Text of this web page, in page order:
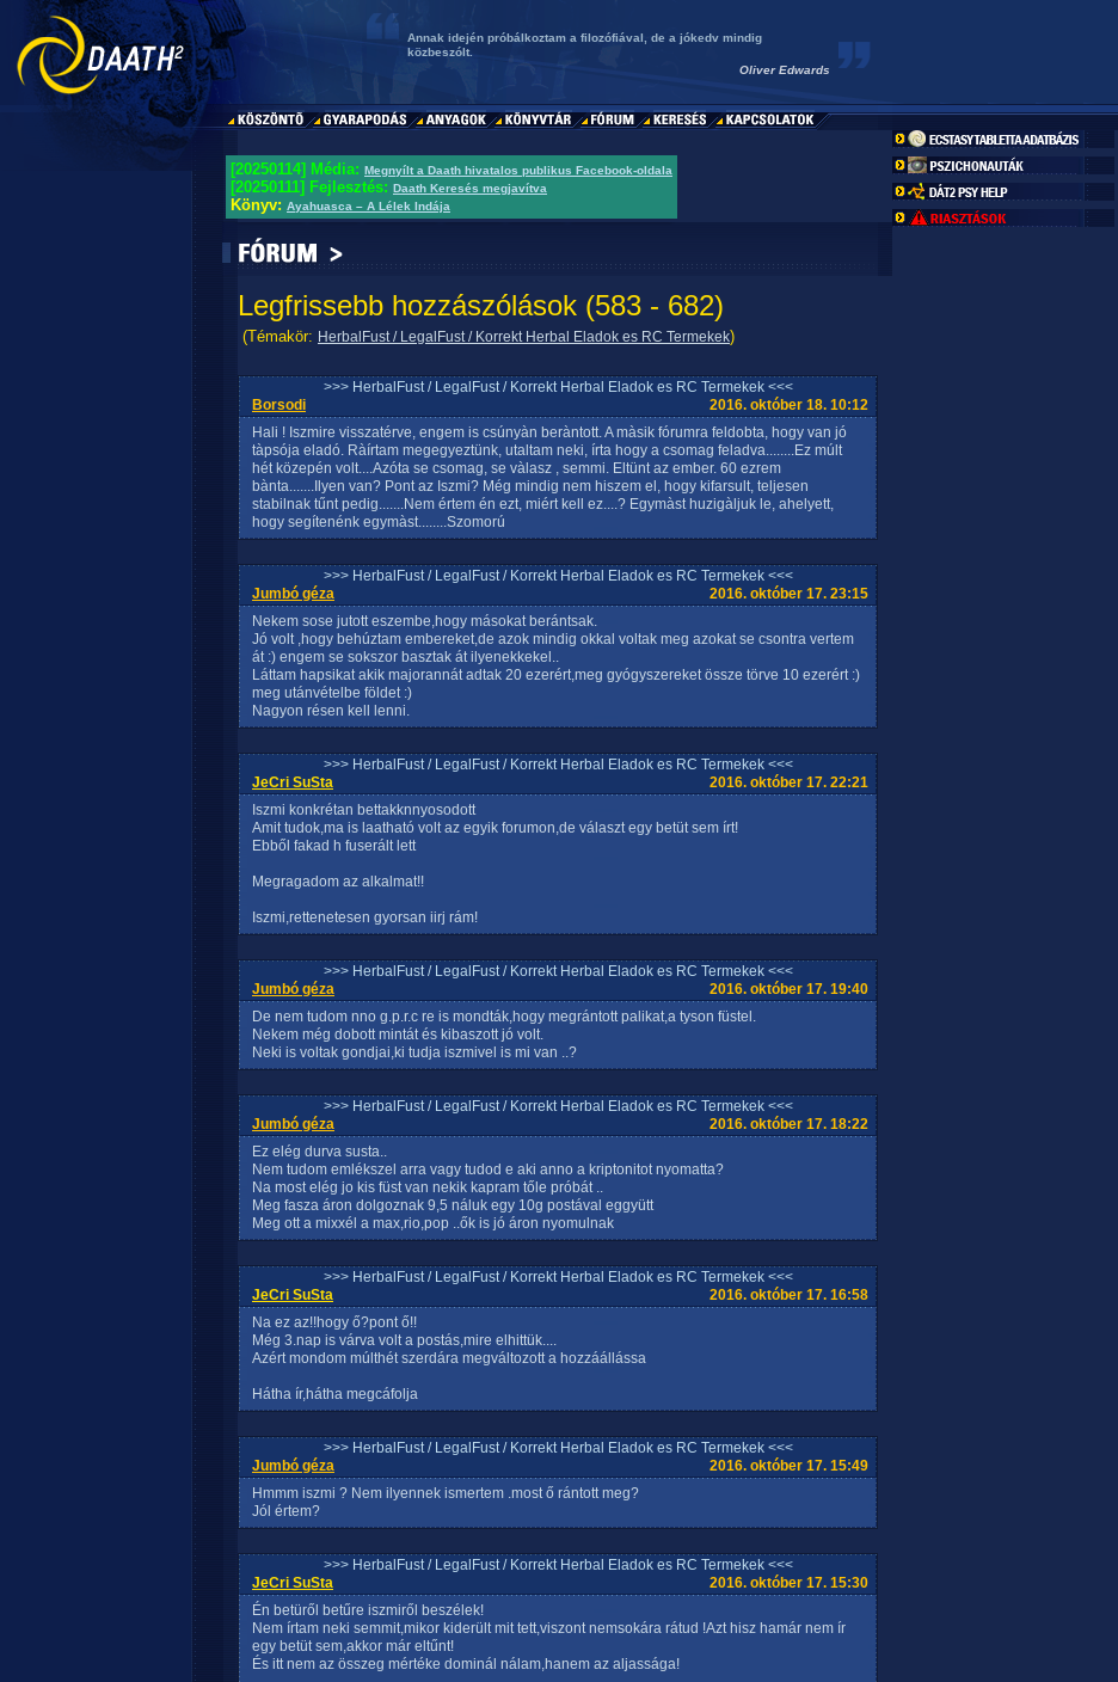
Annak idején próbálkoztam a filozófiával, de a jókedv mindig
közbeszólt.
Oliver Edwards
[20250114] Média: Megnyílt a Daath hivatalos publikus Facebook-oldala
[20250111] Fejlesztés: Daath Keresés megjavítva
Könyv: Ayahuasca – A Lélek Indája
Legfrissebb hozzászólások (583 - 682)
(Témakör: HerbalFust / LegalFust / Korrekt Herbal Eladok es RC Termekek)
>>> HerbalFust / LegalFust / Korrekt Herbal Eladok es RC Termekek <<<
Borsodi
2016. október 18. 10:12
Hali ! Iszmire visszatérve, engem is csúnyàn beràntott. A màsik fórumra feldobta, hogy van jó
tàpsója eladó. Ràírtam megegyeztünk, utaltam neki, írta hogy a csomag feladva........Ez múlt
hét közepén volt....Azóta se csomag, se vàlasz , semmi. Eltünt az ember. 60 ezrem
bànta.......Ilyen van? Pont az Iszmi? Még mindig nem hiszem el, hogy kifarsult, teljesen
stabilnak tűnt pedig.......Nem értem én ezt, miért kell ez....? Egymàst huzigàljuk le, ahelyett,
hogy segítenénk egymàst........Szomorú
>>> HerbalFust / LegalFust / Korrekt Herbal Eladok es RC Termekek <<<
Jumbó géza
2016. október 17. 23:15
Nekem sose jutott eszembe,hogy másokat berántsak.
Jó volt ,hogy behúztam embereket,de azok mindig okkal voltak meg azokat se csontra vertem
át :) engem se sokszor basztak át ilyenekkekel..
Láttam hapsikat akik majorannát adtak 20 ezerért,meg gyógyszereket össze törve 10 ezerért :)
meg utánvételbe földet :)
Nagyon résen kell lenni.
>>> HerbalFust / LegalFust / Korrekt Herbal Eladok es RC Termekek <<<
JeCri SuSta
2016. október 17. 22:21
Iszmi konkrétan bettakknnyosodott
Amit tudok,ma is laatható volt az egyik forumon,de választ egy betüt sem írt!
Ebből fakad h fuserált lett
Megragadom az alkalmat!!
Iszmi,rettenetesen gyorsan iirj rám!
>>> HerbalFust / LegalFust / Korrekt Herbal Eladok es RC Termekek <<<
Jumbó géza
2016. október 17. 19:40
De nem tudom nno g.p.r.c re is mondták,hogy megrántott palikat,a tyson füstel.
Nekem még dobott mintát és kibaszott jó volt.
Neki is voltak gondjai,ki tudja iszmivel is mi van ..?
>>> HerbalFust / LegalFust / Korrekt Herbal Eladok es RC Termekek <<<
Jumbó géza
2016. október 17. 18:22
Ez elég durva susta..
Nem tudom emlékszel arra vagy tudod e aki anno a kriptonitot nyomatta?
Na most elég jo kis füst van nekik kapram tőle próbát ..
Meg fasza áron dolgoznak 9,5 náluk egy 10g postával eggyütt
Meg ott a mixxél a max,rio,pop ..ők is jó áron nyomulnak
>>> HerbalFust / LegalFust / Korrekt Herbal Eladok es RC Termekek <<<
JeCri SuSta
2016. október 17. 16:58
Na ez az!!hogy ő?pont ő!!
Még 3.nap is várva volt a postás,mire elhittük....
Azért mondom múlthét szerdára megváltozott a hozzáállássa
Hátha ír,hátha megcáfolja
>>> HerbalFust / LegalFust / Korrekt Herbal Eladok es RC Termekek <<<
Jumbó géza
2016. október 17. 15:49
Hmmm iszmi ? Nem ilyennek ismertem .most ő rántott meg?
Jól értem?
>>> HerbalFust / LegalFust / Korrekt Herbal Eladok es RC Termekek <<<
JeCri SuSta
2016. október 17. 15:30
Én betüről betűre iszmiről beszélek!
Nem írtam neki semmit,mikor kiderült mit tett,viszont nemsokára rátud !Azt hisz hamár nem ír
egy betüt sem,akkor már eltűnt!
És itt nem az összeg mértéke dominál nálam,hanem az aljassága!